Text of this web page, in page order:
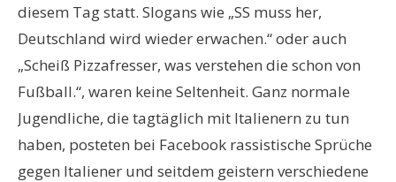
diesem Tag statt. Slogans wie „SS muss her,
Deutschland wird wieder erwachen.“ oder auch
„Scheiß Pizzafresser, was verstehen die schon von
Fußball.“, waren keine Seltenheit. Ganz normale
Jugendliche, die tagtäglich mit Italienern zu tun
haben, posteten bei Facebook rassistische Sprüche
gegen Italiener und seitdem geistern verschiedene